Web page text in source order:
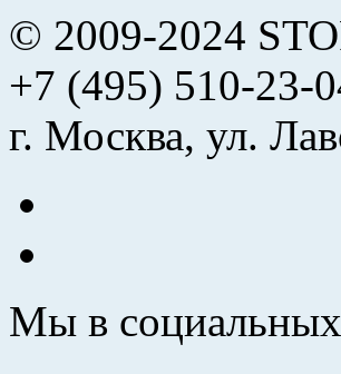
© 2009-2024
+7 (495) 510-23-
г. Москва, ул.
Мы в социальных